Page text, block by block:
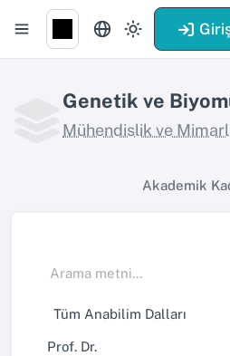
Genetik ve
Mühendislik ve
Akademik
Prof. Dr.